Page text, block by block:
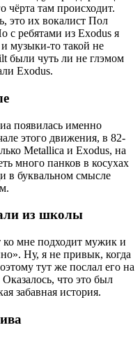
чёрта там происходит.
это их вокалист Пол
с ребятами из Exodus я
музыки-то такой не
были чуть ли не глэмом
Exodus.
появилась именно
этого движения, в 82-
Metallica и Exodus, на
много панков в косухах
в буквальном смысле
из школы
ко мне подходит мужик и
Ну, я не привык, когда
тут же послал его на
что это был
забавная история.